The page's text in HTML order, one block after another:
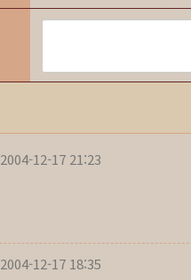
2004-12-17 21:23
2004-12-17 18:35